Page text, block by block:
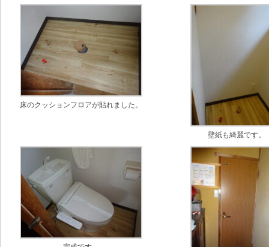
床のクッションフロアが貼れました。
壁紙も綺麗です。